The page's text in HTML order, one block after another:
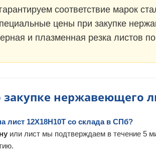
гарантируем соответствие марок
цены при закупке
и плазменная резка листов
закупке нержавеющего
лист 12Х18Н10Т со склада в СПб?
или лист мы подтверждаем в течение 5